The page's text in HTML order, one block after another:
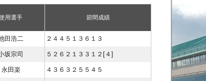
用選手 節間成績
田浩二 ２４４５１３６１３
坂宗司 ５２６２１３３１２[４]
永田楽 ４３６３２５５４５